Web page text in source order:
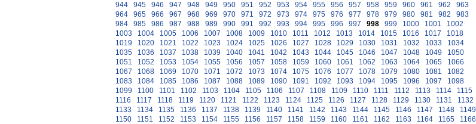
944
945 946 947 948 949 950 951 952 953 954 955 956 957 958 959 960 961 962
963
964
965 966 967 968 969 970 971 972 973 974 975 976 977 978 979 980 981 982
983
984
985 986 987 988 989 990 991 992 993 994 995 996 997 998 999 1000 1001
1002
1003
1004 1005 1006 1007 1008 1009 1010 1011 1012 1013 1014 1015 1016 1017
1018
1019
1020 1021 1022 1023 1024 1025 1026 1027 1028 1029 1030 1031 1032 1033
1034
1035
1036 1037 1038 1039 1040 1041 1042 1043 1044 1045 1046 1047 1048 1049
1050
1051
1052 1053 1054 1055 1056 1057 1058 1059 1060 1061 1062 1063 1064 1065
1066
1067
1068 1069 1070 1071 1072 1073 1074 1075 1076 1077 1078 1079 1080 1081
1082
1083
1084 1085 1086 1087 1088 1089 1090 1091 1092 1093 1094 1095 1096 1097
1098
1099
1100 1101 1102 1103 1104 1105 1106 1107 1108 1109 1110 1111 1112 1113 1114
1115
1116
1117 1118 1119 1120 1121 1122 1123 1124 1125 1126 1127 1128 1129 1130 1131
1132
1133
1134 1135 1136 1137 1138 1139 1140 1141 1142 1143 1144 1145 1146 1147 1148
1149
1150
1151 1152 1153 1154 1155 1156 1157 1158 1159 1160 1161 1162 1163 1164 1165
1166